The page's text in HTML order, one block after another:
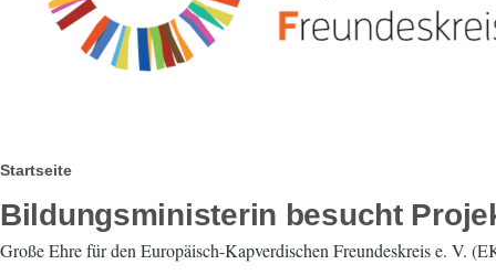
Pfadnavigation
Startseite
Bildungsministerin besucht
Große Ehre für den Europäisch-Kapverdischen Freundeskreis e. V.